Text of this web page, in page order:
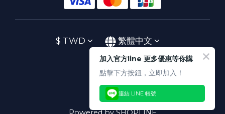
$ TWD 繁體中文
加入官方line 更多優惠等你購
點擊下方按鈕，立即加入！
連結 LINE 帳號